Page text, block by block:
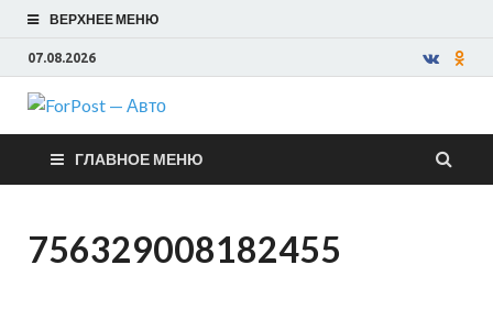
ВЕРХНЕЕ МЕНЮ
07.08.2026
ForPost —
Авто
ГЛАВНОЕ МЕНЮ
756329008182455